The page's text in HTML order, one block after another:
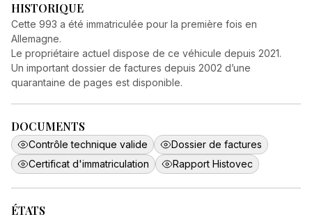
HISTORIQUE
Cette 993 a été immatriculée pour la première fois en
Allemagne.
Le propriétaire actuel dispose de ce véhicule depuis 2021.
Un important dossier de factures depuis 2002 d’une
quarantaine de pages est disponible.
DOCUMENTS
Contrôle technique valide
Dossier de factures
Certificat d'immatriculation
Rapport Histovec
ÉTATS